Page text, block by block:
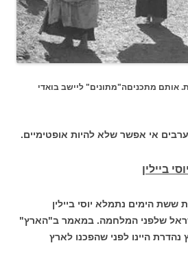
אותם מתכניםה"מתונים" ליישב בואדי
אי אפשר שלא להיות אופטימיים.
ביילין
38 למלחמת ששת הימים נתמלא יוסי ביילין
שלפני המלחמה. במאמר ב"הארץ"
נהדרת היינו לפני שהפכנו לארץ